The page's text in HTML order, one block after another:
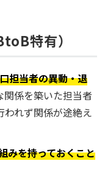
特有）
担当者の異動・退
関係を築いた担当者
れず関係が途絶え
みを持っておくこと